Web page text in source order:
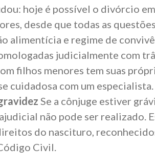
hoje é possível o divórcio
desde que todas as
alimentícia e regime de
judicialmente com
filhos menores tem suas
cuidadosa com um especialista.
Se a cônjuge estiver
não pode ser realizado.
do nascituro,
Civil